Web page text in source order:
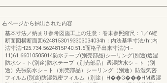
右ページから抽出された内容
基本寸法／納まり参考図施工上の注意：巻末参照縮尺：1／6縦
断面図横断面図62481530193303034034h：内法基準寸法/h’:内
法寸法H25.734.5624815P40.51.5面格子出来寸法(H－
11)61.66010505014防水テープ(別売部品)シーリング(別途)透湿
防水シ－ト(別途)防水テープ（別売部品）透湿防水シ－ト（別
途）先張防水シ－ト（別売部品）シーリング（別途）防湿気密
フィルム(別途)防湿気密フィルム（別途）H��G���HM透湿